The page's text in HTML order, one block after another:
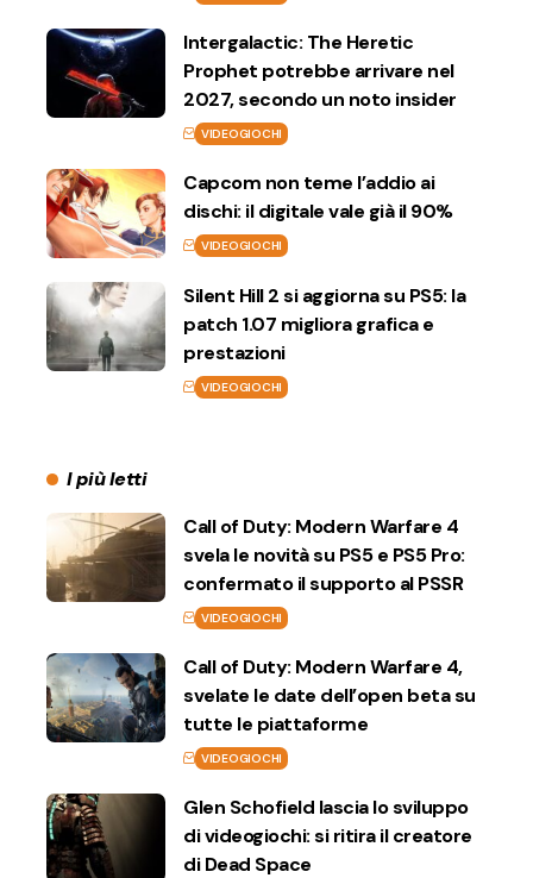
Intergalactic: The Heretic
Prophet potrebbe arrivare nel
2027, secondo un noto insider
VIDEOGIOCHI
Capcom non teme l’addio ai
dischi: il digitale vale già il 90%
VIDEOGIOCHI
Silent Hill 2 si aggiorna su PS5: la
patch 1.07 migliora grafica e
prestazioni
VIDEOGIOCHI
I più letti
Call of Duty: Modern Warfare 4
svela le novità su PS5 e PS5 Pro:
confermato il supporto al PSSR
VIDEOGIOCHI
Call of Duty: Modern Warfare 4,
svelate le date dell’open beta su
tutte le piattaforme
VIDEOGIOCHI
Glen Schofield lascia lo sviluppo
di videogiochi: si ritira il creatore
di Dead Space